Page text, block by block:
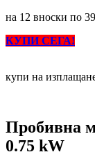
на 12 вноски по
КУПИ СЕГА!
купи на
Пробивна
0.75 kW